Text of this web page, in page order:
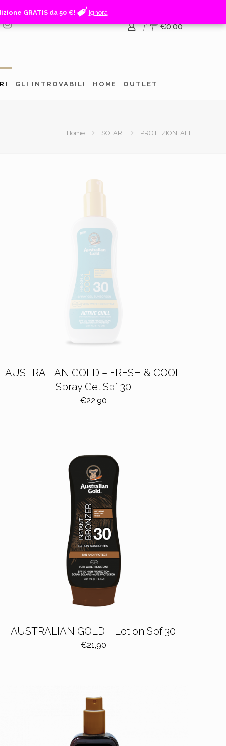
GLI INTROVABILI HOME OUTLET
€0,00
Home SOLARI PROTEZIONI ALTE
AUSTRALIAN GOLD – FRESH & COOL
Spray Gel Spf 30
€22,90
AUSTRALIAN GOLD – Lotion Spf 30
€21,90
GRATIS da 50 €! Ignora
GRATIS da 50 €! Ignora